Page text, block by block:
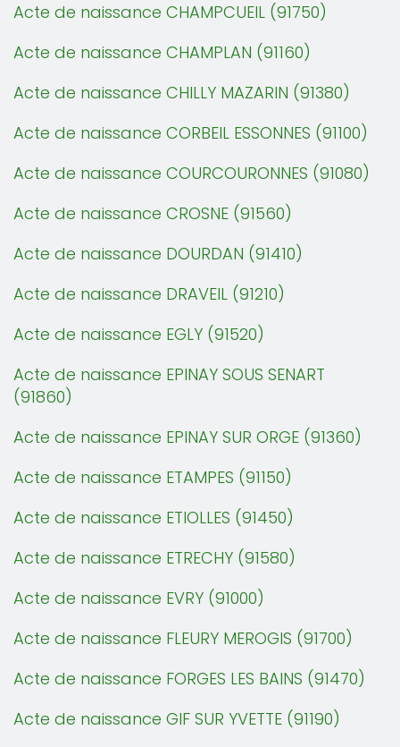
Acte de naissance CHAMPCUEIL (91750)
Acte de naissance CHAMPLAN (91160)
Acte de naissance CHILLY MAZARIN (91380)
Acte de naissance CORBEIL ESSONNES (91100)
Acte de naissance COURCOURONNES (91080)
Acte de naissance CROSNE (91560)
Acte de naissance DOURDAN (91410)
Acte de naissance DRAVEIL (91210)
Acte de naissance EGLY (91520)
Acte de naissance EPINAY SOUS SENART
(91860)
Acte de naissance EPINAY SUR ORGE (91360)
Acte de naissance ETAMPES (91150)
Acte de naissance ETIOLLES (91450)
Acte de naissance ETRECHY (91580)
Acte de naissance EVRY (91000)
Acte de naissance FLEURY MEROGIS (91700)
Acte de naissance FORGES LES BAINS (91470)
Acte de naissance GIF SUR YVETTE (91190)